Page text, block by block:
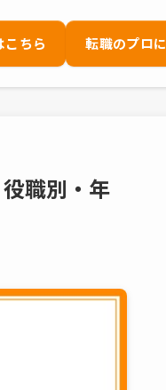
こちら 転職のプロ
職別・年